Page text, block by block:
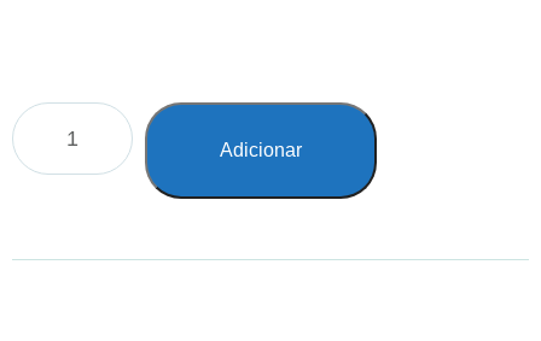
Adicionar